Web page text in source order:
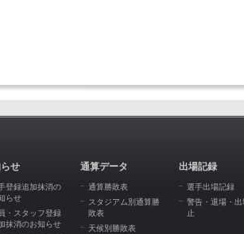
せ
登録追加抹消の
らせ
・スタッフ登録
抹消のお知らせ
通算データ
通算勝敗表
スタジアム別通算勝
敗表
天候別勝敗表
出場記録
選手出場記録
警告・退場・出
止